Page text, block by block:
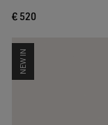
€ 520
NEW IN